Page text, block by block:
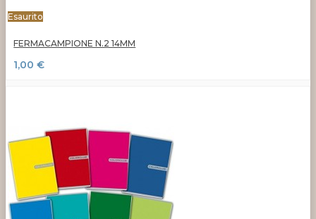
Esaurito
FERMACAMPIONE N.2 14MM
1,00 €